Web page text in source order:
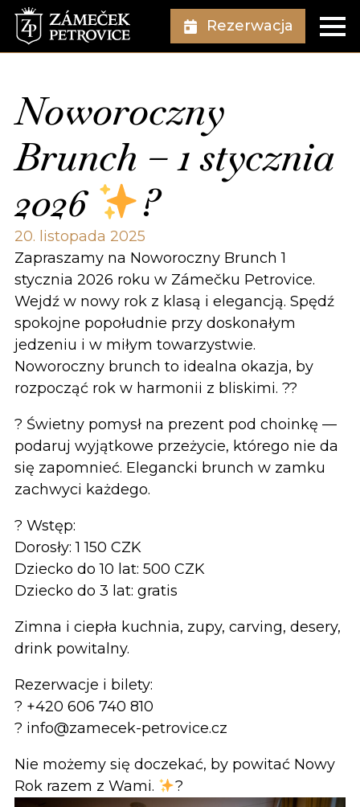
Rezerwacja
Noworoczny
Brunch – 1 stycznia
2026
?
20. listopada 2025
Zapraszamy na Noworoczny Brunch 1
stycznia 2026 roku w Zámečku Petrovice.
Wejdź w nowy rok z klasą i elegancją. Spędź
spokojne popołudnie przy doskonałym
jedzeniu i w miłym towarzystwie.
Noworoczny brunch to idealna okazja, by
rozpocząć rok w harmonii z bliskimi. ??
? Świetny pomysł na prezent pod choinkę —
podaruj wyjątkowe przeżycie, którego nie da
się zapomnieć. Elegancki brunch w zamku
zachwyci każdego.
? Wstęp:
Dorosły: 1 150 CZK
Dziecko do 10 lat: 500 CZK
Dziecko do 3 lat: gratis
Zimna i ciepła kuchnia, zupy, carving, desery,
drink powitalny.
Rezerwacje i bilety:
? +420 606 740 810
? info@zamecek-petrovice.cz
Nie możemy się doczekać, by powitać Nowy
Rok razem z Wami.
?